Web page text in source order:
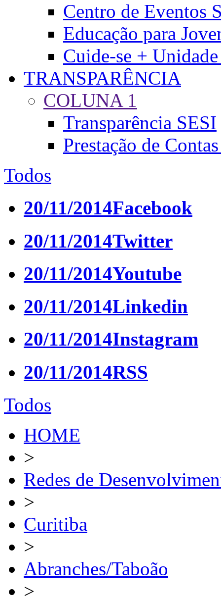
Centro de Eventos
Educação para
Cuide-se +
TRANSPARÊNCIA
COLUNA 1
Transparência SESI
Prestação de
Todos
20/11/2014Facebook
20/11/2014Twitter
20/11/2014Youtube
20/11/2014Linkedin
20/11/2014Instagram
20/11/2014RSS
Todos
HOME
>
Redes de
>
Curitiba
>
Abranches/Taboão
>